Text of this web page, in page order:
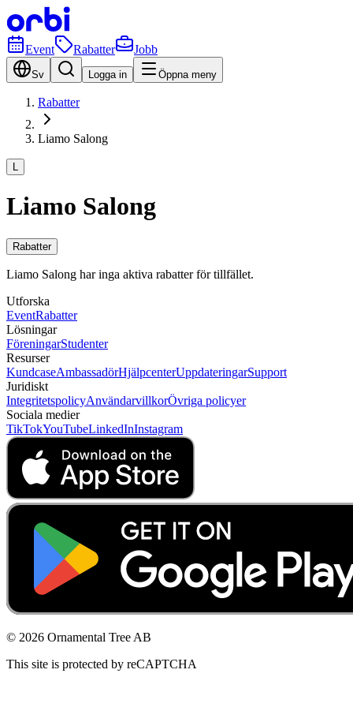
Event Rabatter Jobb
Sv Logga in Öppna meny
Rabatter
Liamo Salong
L
Liamo Salong
Rabatter
Liamo Salong har inga aktiva rabatter för tillfället.
Utforska
EventRabatter
Lösningar
FöreningarStudenter
Resurser
KundcaseAmbassadörHjälpcenterUppdateringarSupport
Juridiskt
IntegritetspolicyAnvändarvillkorÖvriga policyer
Sociala medier
TikTokYouTubeLinkedInInstagram
© 2026 Ornamental Tree AB
This site is protected by reCAPTCHA